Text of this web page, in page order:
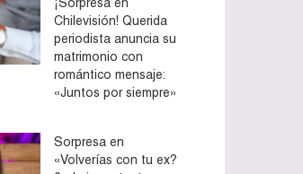
Chilevisión! Querida
periodista anuncia su
matrimonio con
romántico mensaje:
«Juntos por siempre»
Sorpresa en
«Volverías con tu ex?